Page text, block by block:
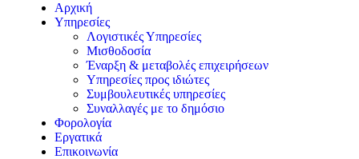
Αρχική
Υπηρεσίες
Λογιστικές Υπηρεσίες
Μισθοδοσία
Έναρξη & μεταβολές επιχειρήσεων
Υπηρεσίες προς ιδιώτες
Συμβουλευτικές υπηρεσίες
Συναλλαγές με το δημόσιο
Φορολογία
Εργατικά
Επικοινωνία